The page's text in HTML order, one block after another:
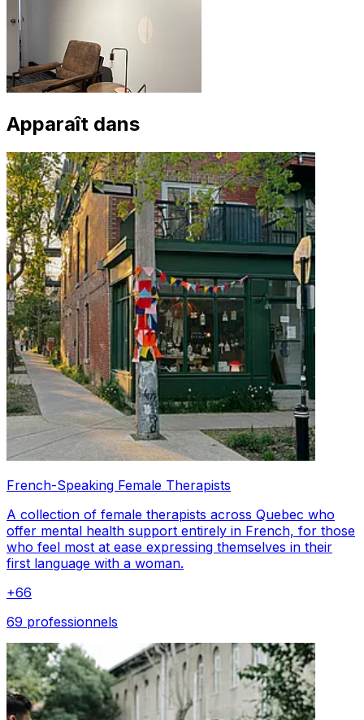
Apparaît dans
French-Speaking Female Therapists
A collection of female therapists across Quebec who
offer mental health support entirely in French, for those
who feel most at ease expressing themselves in their
first language with a woman.
+66
69 professionnels